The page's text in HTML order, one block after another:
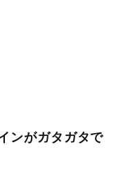
ンがガタガタで